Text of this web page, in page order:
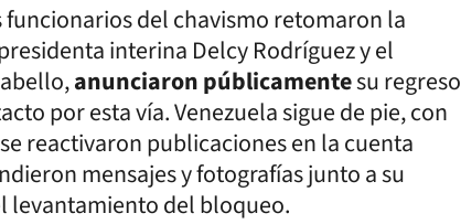
del chavismo retomaron la
interina Delcy Rodríguez y el
anunciaron públicamentesu regreso
por esta vía. Venezuela sigue de pie, con
reactivaron publicaciones en la cuenta
mensajes y fotografías junto a su
levantamiento del bloqueo.